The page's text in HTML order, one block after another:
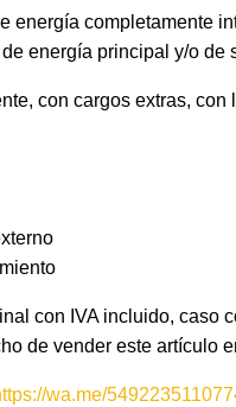
energía completamente
energía principal y/o de
con cargos extras,
con IVA incluido, caso
de vender este artículo
wa.me/